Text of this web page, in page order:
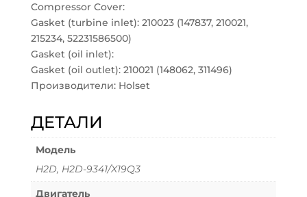
Compressor Cover:
Gasket (turbine inlet): 210023 (147837, 210021,
215234, 52231586500)
Gasket (oil inlet):
Gasket (oil outlet): 210021 (148062, 311496)
Производители: Holset
ДЕТАЛИ
Модель
H2D, H2D-9341/X19Q3
Двигатель